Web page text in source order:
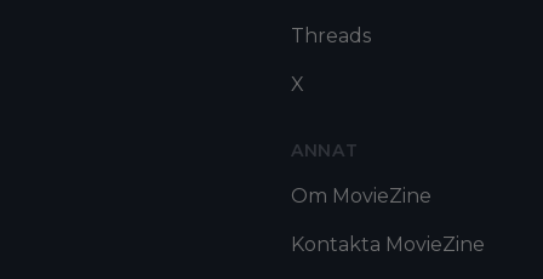
Threads
X
ANNAT
Om MovieZine
Kontakta MovieZine